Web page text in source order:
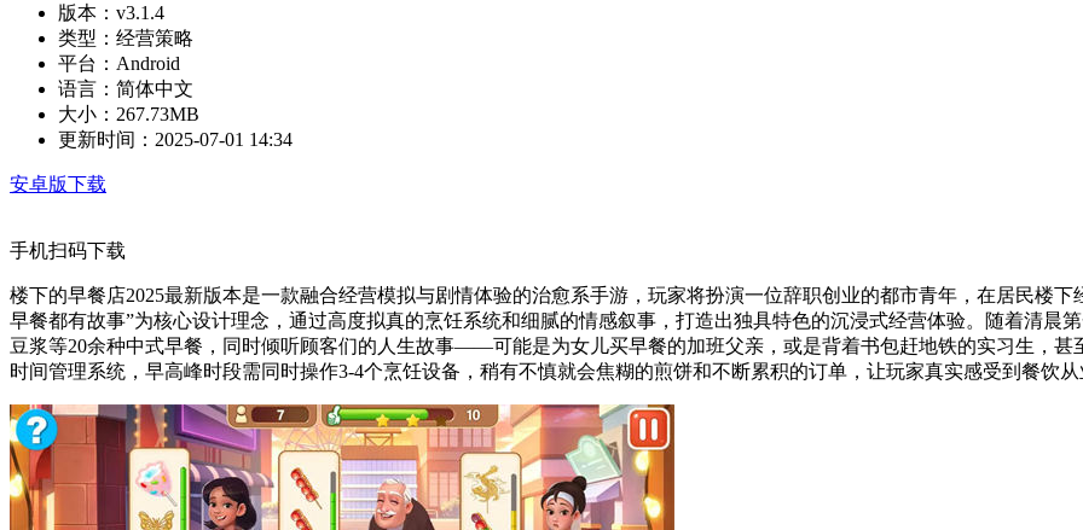
版本： v3.1.4
类型： 经营策略
平台： Android
语言： 简体中文
大小： 267.73MB
更新时间： 2025-07-01 14:34
安卓版下载
手机扫码下载
楼下的早餐店2025最新版本是一款融合经营模拟与剧情体验的治愈系手游，玩家将扮演一位辞职创业的都市青年，在居民楼
早餐都有故事”为核心设计理念，通过高度拟真的烹饪系统和细腻的情感叙事，打造出独具特色的沉浸式经营体验。随着清晨
豆浆等20余种中式早餐，同时倾听顾客们的人生故事——可能是为女儿买早餐的加班父亲，或是背着书包赶地铁的实习生，甚
时间管理系统，早高峰时段需同时操作3-4个烹饪设备，稍有不慎就会焦糊的煎饼和不断累积的订单，让玩家真实感受到餐饮从